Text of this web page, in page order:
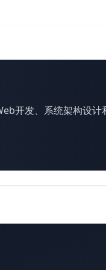
开发、系统架构设计